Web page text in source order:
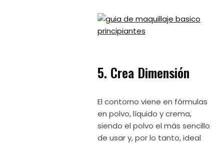
5. Crea Dimensión
El contorno viene en fórmulas
en polvo, líquido y crema,
siendo el polvo el más sencillo
de usar y, por lo tanto, ideal